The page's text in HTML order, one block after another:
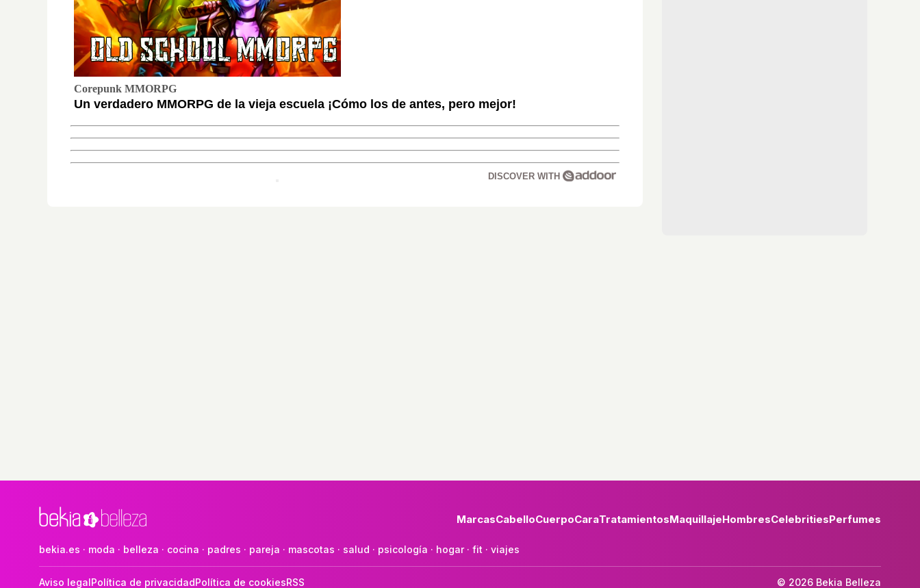
Corepunk MMORPG
Un verdadero MMORPG de la vieja escuela ¡Cómo los de antes, pero mejor!
DISCOVER WITH
MarcasCabelloCuerpoCaraTratamientosMaquillajeHombresCelebritiesPerfumes
bekia.es · moda · belleza · cocina · padres · pareja · mascotas · salud · psicología · hogar· fit · viajes
Aviso legalPolítica de privacidadPolítica de cookiesRSS © 2026 Bekia Belleza